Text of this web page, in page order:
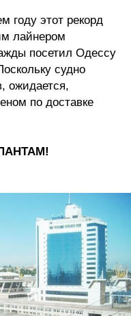
году этот рекорд
лайнером
посетил Одессу
судно
ожидается,
по доставке